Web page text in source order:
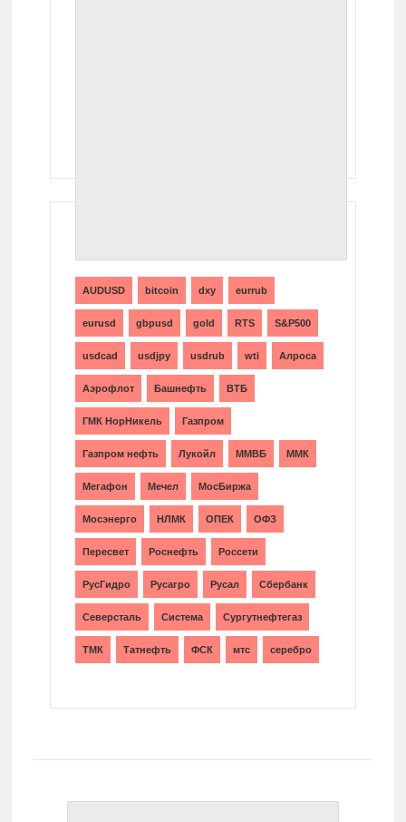
AUDUSD bitcoin dxy eurrub
eurusd gbpusd gold RTS S&P500
usdcad usdjpy usdrub wti Алроса
Аэрофлот Башнефть ВТБ
ГМК НорНикель Газпром
Газпром нефть Лукойл ММВБ ММК
Мегафон Мечел МосБиржа
Мосэнерго НЛМК ОПЕК ОФЗ
Пересвет Роснефть Россети
РусГидро Русагро Русал Сбербанк
Северсталь Система Сургутнефтегаз
ТМК Татнефть ФСК мтс серебро